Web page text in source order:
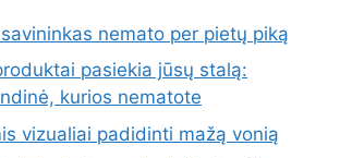
nemato per pietų piką
pasiekia jūsų stalą:
kurios nematote
vizualiai padidinti mažą vonią